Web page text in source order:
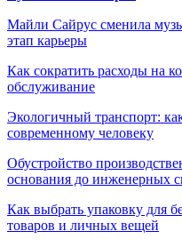
Майли Сайрус сменила
этап карьеры
Как сократить расходы на
обслуживание
Экологичный транспорт:
современному человеку
Обустройство
основания до инженерных
Как выбрать упаковку для
товаров и личных вещей